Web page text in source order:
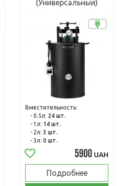
(Универсальный)
Вместительность:
- 0.5л: 24 шт.
- 1л: 14 шт.
- 2л: 3 шт.
- 3л: 0 шт.
5900 UAH
Подробнее